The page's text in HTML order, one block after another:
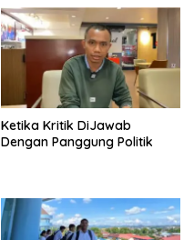
Bersubsidi Bagi Penunggak
Pajak
Ketika Kritik DiJawab
Dengan Panggung Politik